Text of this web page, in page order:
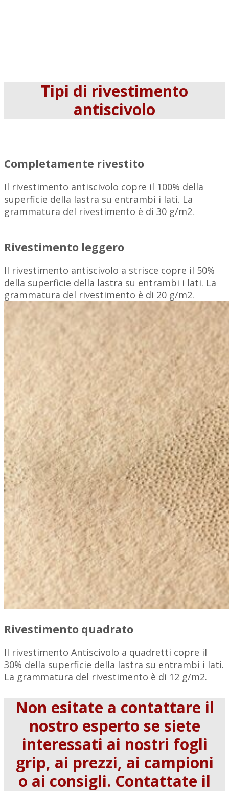
Tipi di rivestimento
antiscivolo
Completamente rivestito
Il rivestimento antiscivolo copre il 100% della
superficie della lastra su entrambi i lati. La
grammatura del rivestimento è di 30 g/m2.
Rivestimento leggero
Il rivestimento antiscivolo a strisce copre il 50%
della superficie della lastra su entrambi i lati. La
grammatura del rivestimento è di 20 g/m2.
Rivestimento quadrato
Il rivestimento Antiscivolo a quadretti copre il
30% della superficie della lastra su entrambi i lati.
La grammatura del rivestimento è di 12 g/m2.
Non esitate a contattare il
nostro esperto se siete
interessati ai nostri fogli
grip, ai prezzi, ai campioni
o ai consigli. Contattate il